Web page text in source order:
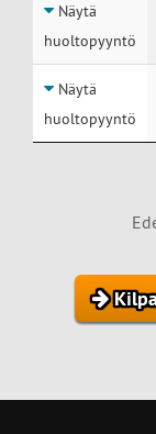
Näytä
huoltopyyntö
Näytä
huoltopyyntö